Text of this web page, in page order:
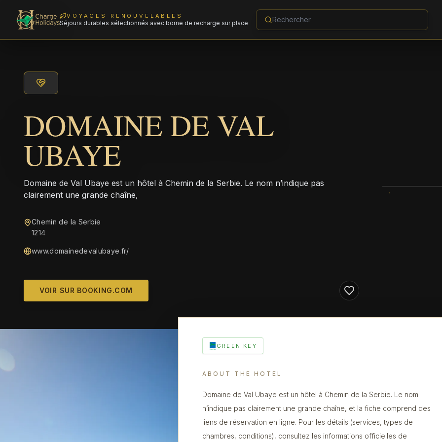
VOYAGES RENOUVELABLES
Séjours durables sélectionnés avec borne de recharge sur place
DOMAINE DE VAL
UBAYE
Domaine de Val Ubaye est un hôtel à Chemin de la Serbie. Le nom n’indique pas
clairement une grande chaîne,
Chemin de la Serbie
1214
www.domainedevalubaye.fr/
VOIR SUR BOOKING.COM
GREEN KEY
ABOUT THE HOTEL
Domaine de Val Ubaye est un hôtel à Chemin de la Serbie. Le nom
n’indique pas clairement une grande chaîne, et la fiche comprend des
liens de réservation en ligne. Pour les détails (services, types de
chambres, conditions), consultez les informations officielles de